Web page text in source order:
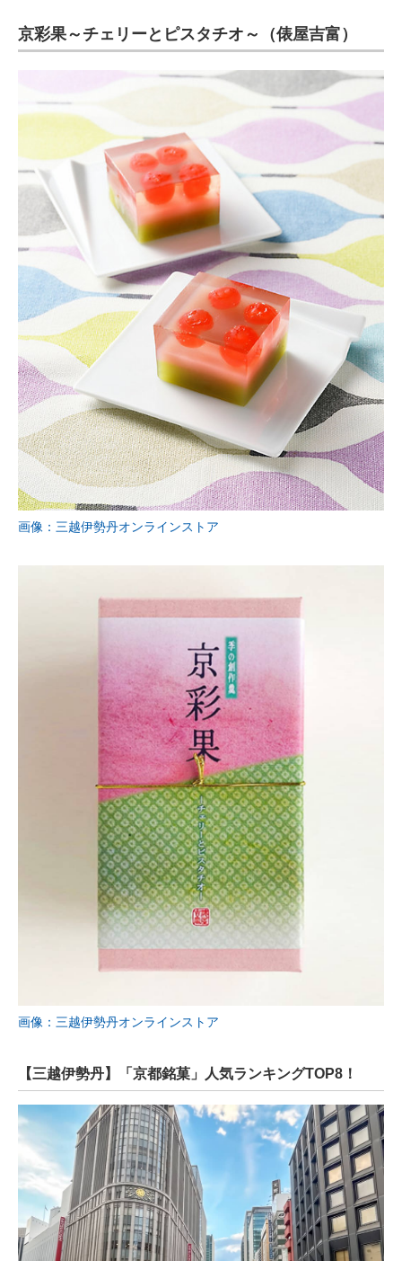
京彩果～チェリーとピスタチオ～（俵屋吉富）
画像：三越伊勢丹オンラインストア
画像：三越伊勢丹オンラインストア
【三越伊勢丹】「京都銘菓」人気ランキングTOP8！